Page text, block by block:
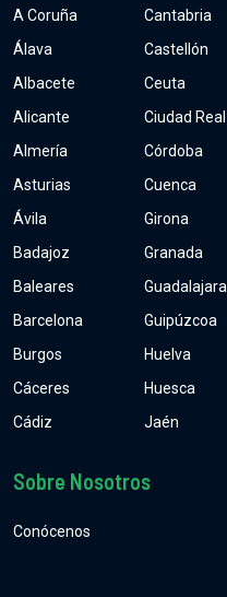
A Coruña
Álava
Albacete
Alicante
Almería
Asturias
Ávila
Badajoz
Baleares
Barcelona
Burgos
Cáceres
Cádiz
Cantabria
Castellón
Ceuta
Ciudad Real
Córdoba
Cuenca
Girona
Granada
Guadalajara
Guipúzcoa
Huelva
Huesca
Jaén
Sobre Nosotros
Conócenos